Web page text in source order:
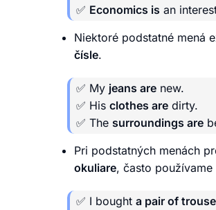
✅ Economics is an
Niektoré podstatné mená
čísle.
✅ My jeans are new.
✅ His clothes are dirty.
✅ The surroundings are
Pri podstatných menách
okuliare, často používame
✅ I bought a pair of